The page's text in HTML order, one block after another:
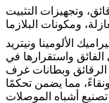
وتجهيزات التثبيت
ومكونات البلازما
الألومينا ونيتريد
الفائق واستقرارها في
الرقائق وبطانات غرف
ونقاءً، مما يضمن تحكمًا